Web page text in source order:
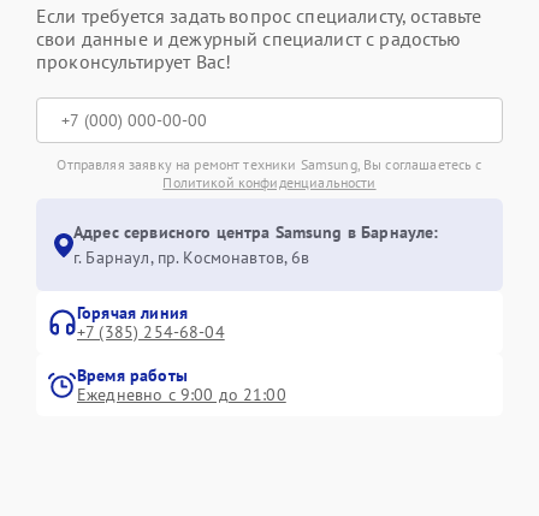
Если требуется задать вопрос специалисту, оставьте
свои данные и дежурный специалист с радостью
проконсультирует Вас!
Отправляя заявку на ремонт техники Samsung, Вы соглашаетесь с
Политикой конфиденциальности
Адрес сервисного центра Samsung в Барнауле:
г. Барнаул, ​пр. Космонавтов, 6в
Горячая линия
+7 (385) 254-68-04
Время работы
Ежедневно с 9:00 до 21:00